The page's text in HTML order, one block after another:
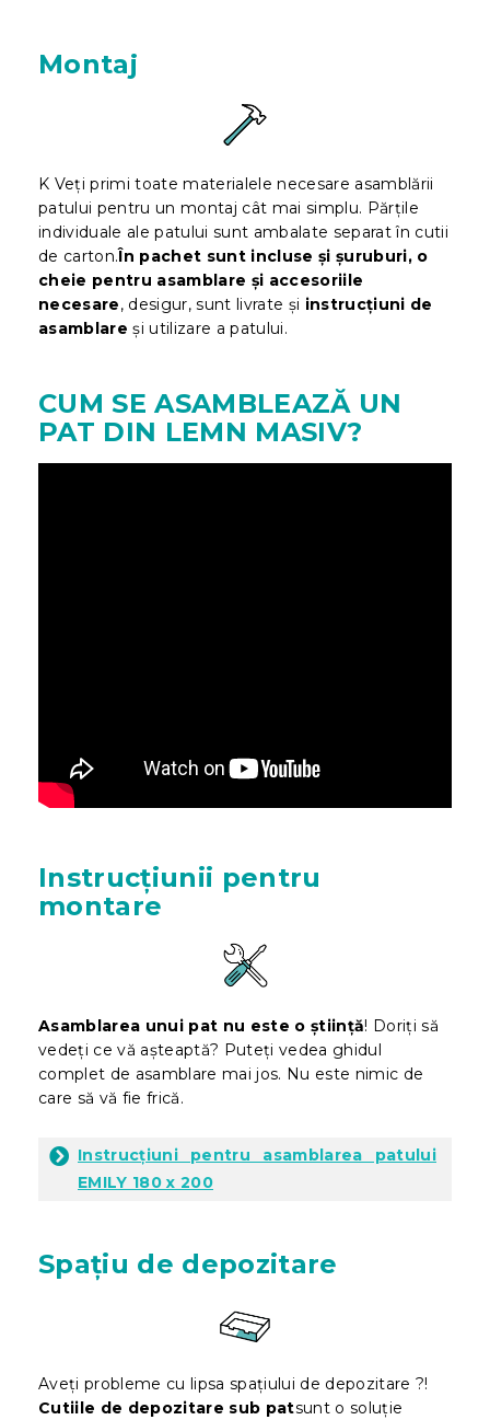
Montaj
K Veți primi toate materialele necesare asamblării
patului pentru un montaj cât mai simplu. Părțile
individuale ale patului sunt ambalate separat în cutii
de carton.În pachet sunt incluse și șuruburi, o
cheie pentru asamblare și accesoriile
necesare, desigur, sunt livrate și instrucțiuni de
asamblare și utilizare a patului.
CUM SE ASAMBLEAZĂ UN
PAT DIN LEMN MASIV?
Instrucțiunii pentru
montare
Asamblarea unui pat nu este o știință! Doriți să
vedeți ce vă așteaptă? Puteți vedea ghidul
complet de asamblare mai jos. Nu este nimic de
care să vă fie frică.
Instrucțiuni pentru asamblarea patului
EMILY 180 x 200
Spațiu de depozitare
Aveți probleme cu lipsa spațiului de depozitare ?!
Cutiile de depozitare sub patsunt o soluție